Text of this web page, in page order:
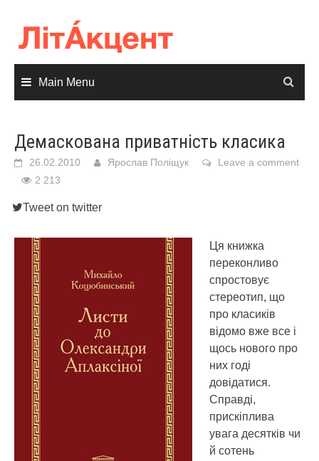
content
Main Menu
Демаскована приватність класика
26.02.2010 Ярослав Поліщук
Leave a comment
2 213
Tweet on twitter
Ця книжка
переконливо
спростовує
стереотип, що
про класиків
відомо вже все і
щось нового про
них годі
довідатися.
Справді,
прискіплива
увага десятків чи
й сотень